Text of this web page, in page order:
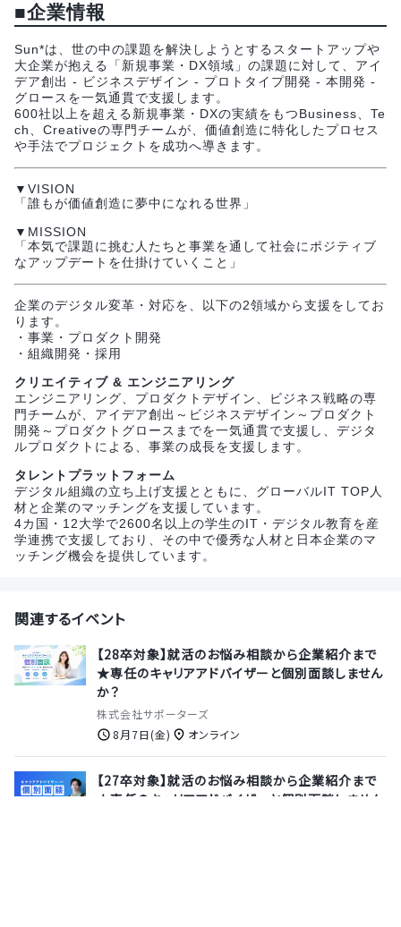
■企業情報
Sun*は、世の中の課題を解決しようとするスタートアップや
大企業が抱える「新規事業・DX領域」の課題に対して、アイ
デア創出 - ビジネスデザイン - プロトタイプ開発 - 本開発 -
グロースを一気通貫で支援します。
600社以上を超える新規事業・DXの実績をもつBusiness、Te
ch、Creativeの専門チームが、価値創造に特化したプロセス
や手法でプロジェクトを成功へ導きます。
▼VISION
「誰もが価値創造に夢中になれる世界」
▼MISSION
「本気で課題に挑む⼈たちと事業を通して社会にポジティブ
なアップデートを仕掛けていくこと」
企業のデジタル変革・対応を、以下の2領域から支援をしてお
ります。
・事業・プロダクト開発
・組織開発・採用
クリエイティブ & エンジニアリング
エンジニアリング、プロダクトデザイン、ビジネス戦略の専
門チームが、アイデア創出～ビジネスデザイン～プロダクト
開発～プロダクトグロースまでを一気通貫で支援し、デジタ
ルプロダクトによる、事業の成長を支援します。
タレントプラットフォーム
デジタル組織の立ち上げ支援とともに、グローバルIT TOP人
材と企業のマッチングを支援しています。
4カ国・12大学で2600名以上の学生のIT・デジタル教育を産
学連携で支援しており、その中で優秀な人材と日本企業のマ
ッチング機会を提供しています。
関連するイベント
【28卒対象】就活のお悩み相談から企業紹介まで
★専任のキャリアアドバイザーと個別面談しません
か？
株式会社サポーターズ
8月7日(金)
オンライン
【27卒対象】就活のお悩み相談から企業紹介まで
★専任のキャリアアドバイザーと個別面談しません